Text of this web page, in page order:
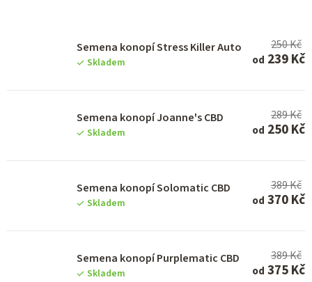
Semena konopí Stress Killer Auto
Skladem
250 Kč
od 239 Kč
Semena konopí Joanne's CBD
Skladem
289 Kč
od 250 Kč
Semena konopí Solomatic CBD
Skladem
389 Kč
od 370 Kč
Semena konopí Purplematic CBD
Skladem
389 Kč
od 375 Kč
i
r
u